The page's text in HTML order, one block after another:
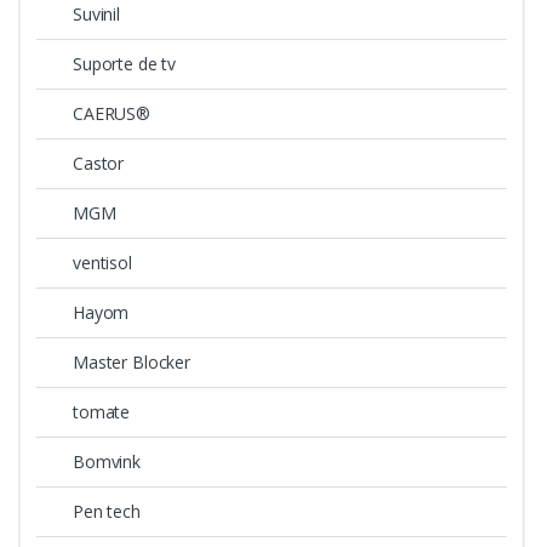
Suvinil
Suporte de tv
CAERUS®
Castor
MGM
ventisol
Hayom
Master Blocker
tomate
Bomvink
Pen tech